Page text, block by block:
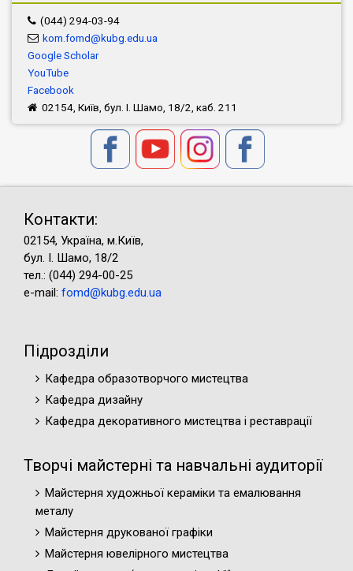
(044) 294-03-94
kom.fomd@kubg.edu.ua
Google Scholar
YouTube
Facebook
02154, Київ, бул. І. Шамо, 18/2, каб. 211
Контакти:
02154, Україна, м.Київ,
бул. І. Шамо, 18/2
тел.: (044) 294-00-25
e-mail: fomd@kubg.edu.ua
Підрозділи
Кафедра образотворчого мистецтва
Кафедра дизайну
Кафедра декоративного мистецтва і реставрації
Творчі майстерні та навчальні аудиторії
Майстерня художньої кераміки та емалювання
металу
Майстерня друкованої графіки
Майстерня ювелірного мистецтва